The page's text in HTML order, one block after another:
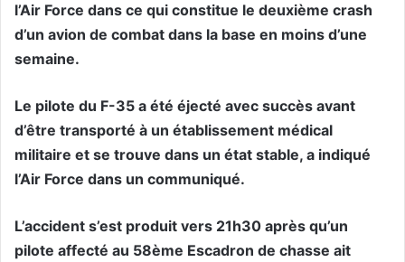
l’Air Force dans ce qui constitue le deuxième crash
d’un avion de combat dans la base en moins d’une
semaine.
Le pilote du F-35 a été éjecté avec succès avant
d’être transporté à un établissement médical
militaire et se trouve dans un état stable, a indiqué
l’Air Force dans un communiqué.
L’accident s’est produit vers 21h30 après qu’un
pilote affecté au 58ème Escadron de chasse ait